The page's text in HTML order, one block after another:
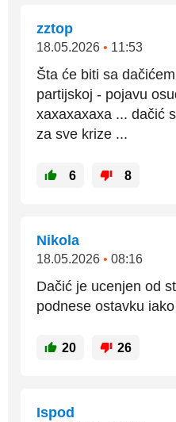
zztop
18.05.2026 • 11:53
Šta će biti sa
partijskoj - pojavu
xaxaxaxaxa ... dačić
za sve krize ...
6 8
Nikola
18.05.2026 • 08:16
Dačić je ucenjen od
podnese ostavku
20 26
Ispod